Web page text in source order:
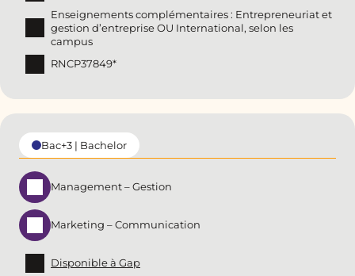
Enseignements complémentaires : Entrepreneuriat et
gestion d’entreprise OU International, selon les
campus
RNCP37849*
Bac+3 | Bachelor
Management – Gestion
Marketing – Communication
Disponible à Gap